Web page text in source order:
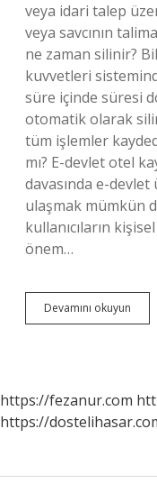
veya idari talep
veya savcının
ne zaman silinir?
kuvvetleri
süre içinde süresi
otomatik olarak
tüm işlemler
mı? E-devlet otel
davasında e-
ulaşmak mümkün
kullanıcıların
önem…
Devamını okuyun
https://fezanur.com
https://